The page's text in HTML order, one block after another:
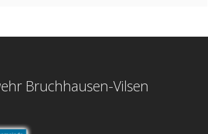
Bruchhausen-Vilsen